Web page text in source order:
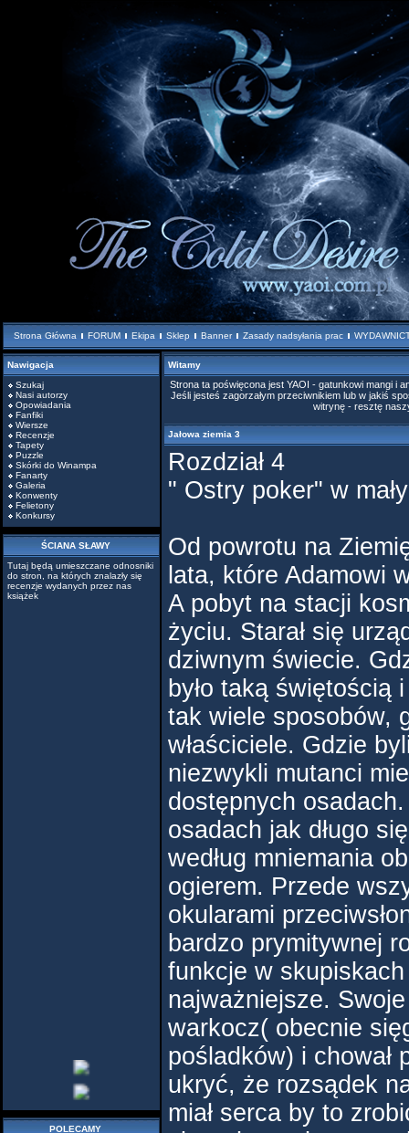
Strona Główna FORUM Ekipa Sklep Banner Zasady nadsyłania prac
Nawigacja
Szukaj
Nasi autorzy
Opowiadania
Fanfiki
Wiersze
Recenzje
Tapety
Puzzle
Skórki do Winampa
Fanarty
Galeria
Konwenty
Felietony
Konkursy
ŚCIANA SŁAWY
Tutaj będą umieszczane odnosniki
do stron, na których znalazły się
recenzje wydanych przez nas
książek
POLECAMY
Witamy
Strona ta poświęcona jest YAOI - gatunkowi mangi i
Jeśli jesteś zagorzałym przeciwnikiem lub w jakiś
witrynę - resztę
Jałowa ziemia 3
Rozdział 4
" Ostry poker" w
Od powrotu na
lata, które Adamowi
A pobyt na stacji
życiu. Starał się
dziwnym świecie.
było taką świętością
tak wiele sposobów,
właściciele. Gdzie
niezwykli mutanci
dostępnych
osadach jak długo
według mniemania
ogierem. Przede
okularami
bardzo prymitywnej
funkcje w
najważniejsze. Swoje
warkocz( obecnie
pośladków) i chował
ukryć, że rozsądek
miał serca by to